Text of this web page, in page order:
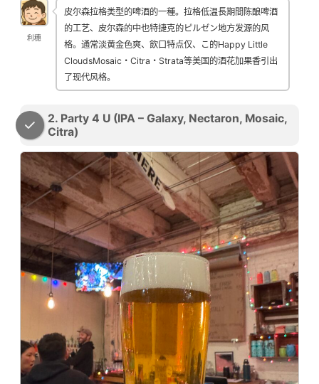
利穗
皮尔森拉格类型的啤酒的一種。拉格低温長期間陈酿啤酒
的工艺、皮尔森的中也特捷克的ピルゼン地方发源的风
格。通常淡黄金色爽、飲口特点仅、こ的Happy Little
CloudsMosaic・Citra・Strata等美国的酒花加果香引出
了现代风格。
2. Party 4 U (IPA – Galaxy, Nectaron, Mosaic,
Citra)